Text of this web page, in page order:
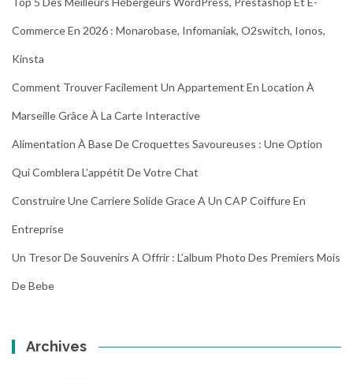
Commerce En 2026 : Monarobase, Infomaniak, O2switch, Ionos,
Kinsta
Comment Trouver Facilement Un Appartement En Location À
Marseille Grâce À La Carte Interactive
Alimentation À Base De Croquettes Savoureuses : Une Option
Qui Comblera L’appétit De Votre Chat
Construire Une Carriere Solide Grace A Un CAP Coiffure En
Entreprise
Un Tresor De Souvenirs A Offrir : L’album Photo Des Premiers Mois
De Bebe
Archives